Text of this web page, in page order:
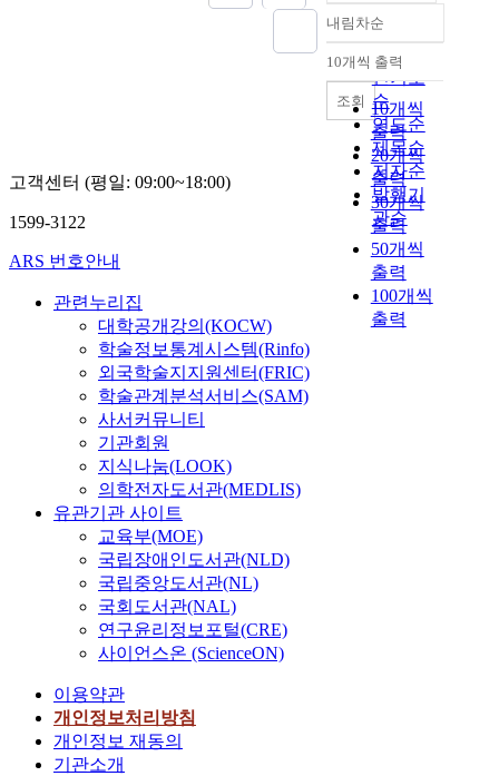
정확도
순
인기도
순
연도순
제목순
저자순
발행기
관순
내림차순
내림차순
10개씩 출력
10개씩
출력
20개씩
출력
30개씩
출력
50개씩
출력
100개씩
출력
조회
고객센터 (평일: 09:00~18:00)
1599-3122
ARS 번호안내
관련누리집
대학공개강의(KOCW)
학술정보통계시스템(Rinfo)
외국학술지지원센터(FRIC)
학술관계분석서비스(SAM)
사서커뮤니티
기관회원
지식나눔(LOOK)
의학전자도서관(MEDLIS)
유관기관 사이트
교육부(MOE)
국립장애인도서관(NLD)
국립중앙도서관(NL)
국회도서관(NAL)
연구윤리정보포털(CRE)
사이언스온 (ScienceON)
이용약관
개인정보처리방침
개인정보 재동의
기관소개